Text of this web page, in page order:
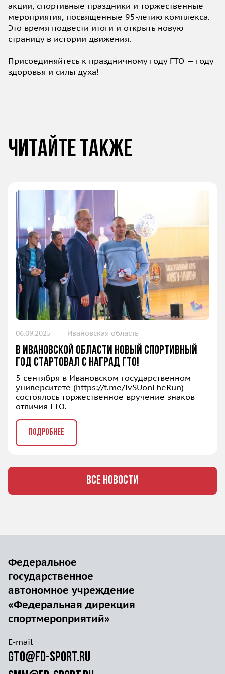
акции, спортивные праздники и торжественные
мероприятия, посвященные 95‑летию комплекса.
Это время подвести итоги и открыть новую
страницу в истории движения.
Присоединяйтесь к праздничному году ГТО — году
здоровья и силы духа!
Читайте также
06.09.2025 Ивановская область
В Ивановской области новый спортивный
год стартовал с наград ГТО!
5 сентября в Ивановском государственном
университете (https://t.me/IvSUonTheRun)
состоялось торжественное вручение знаков
отличия ГТО.
ПОДРОБНЕЕ
ВСЕ НОВОСТИ
Федеральное
государственное
автономное учреждение
«Федеральная дирекция
спортмероприятий»
E-mail
gto@fd-sport.ru